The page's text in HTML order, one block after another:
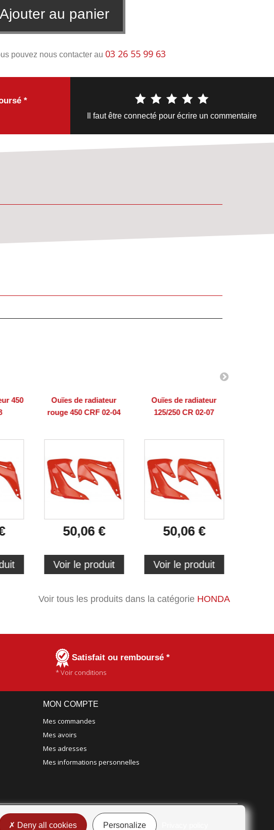
Ajouter au panier
pouvez nous contacter au 03 26 55 99 63
*
Il faut être connecté pour écrire un commentaire
450
Ouïes de radiateur
rouge 450 CRF 02-04
50,06 €
Voir le produit
Ouïes de radiateur
125/250 CR 02-07
50,06 €
Voir le produit
Voir tous les produits dans la catégorie HONDA
Satisfait ou remboursé *
* Voir conditions
MON COMPTE
Mes commandes
Mes avoirs
Mes adresses
Mes informations personnelles
Deny all cookies Personalize